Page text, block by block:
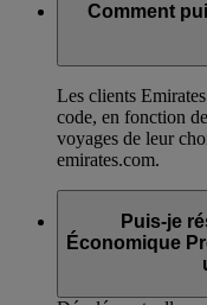
Comment
Les clients
code, en fonction
voyages de leur
emirates.com.
Puis-je
Économique